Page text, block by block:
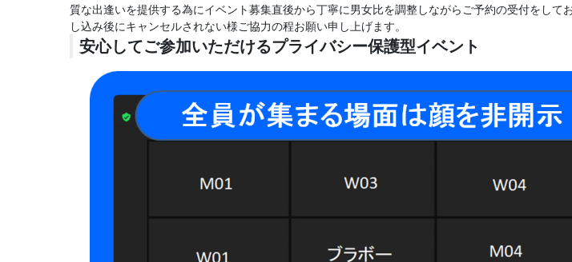
質な出逢いを提供する為にイベント募集直後から丁寧に男女比を調整しながらご予約の受付をして
し込み後にキャンセルされない様ご協力の程お願い申し上げます。
安心してご参加いただけるプライバシー保護型イベント